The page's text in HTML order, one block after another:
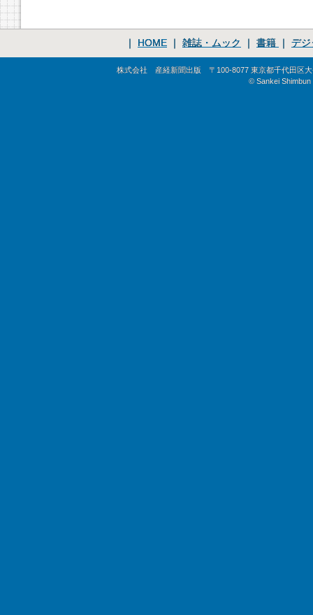
｜ HOME ｜ 雑誌・ムック ｜ 書籍 ｜ デ
株式会社 産経新聞出版 〒100-8077 東京都千代田区
© Sankei Shimbun